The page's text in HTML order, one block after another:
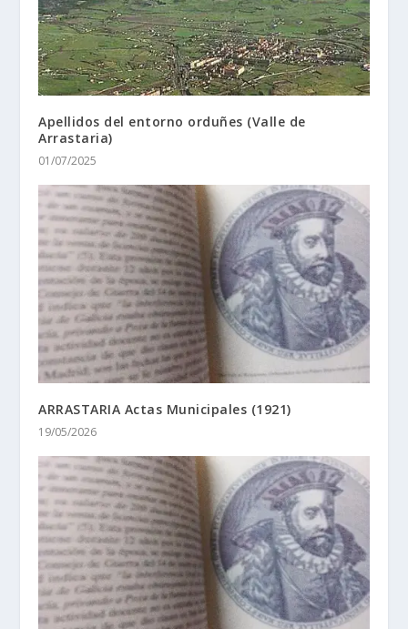
Apellidos del entorno orduñes (Valle de
Arrastaria)
01/07/2025
ARRASTARIA Actas Municipales (1921)
19/05/2026